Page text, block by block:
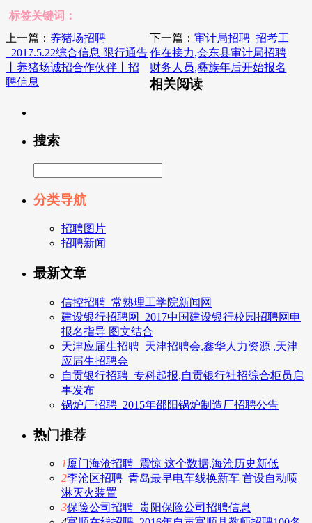
标签关键词：
上一篇： 养猪场招聘
_2017.5.22综合信息 限行通告
丨养猪场诚招合作伙伴丨招
聘信息
下一篇：审计局招聘_招考工
作在接力,会东县审计局招聘
财务人员,彝族年后开始报名
相关阅读
搜索
分类导航
招聘图片
招聘新闻
最新文章
信控招聘_常熟理工学院新闻网
建设银行招聘网_2017中国建设银行校园招聘网申
报名指导 图文结合
天津应届生招聘_天津招聘会,鑫华人力资源 ,天津
应届生招聘会
自贡银行招聘_专科起报,自贡银行社招综合柜员启
事发布
锅炉厂招聘_2015年邵阳锅炉制造厂招聘公告
热门推荐
1 厦门海沧招聘_震惊 这个数据,海沧历史新低
2李沧区招聘_青岛最早电车线换新车 首设自动喷
淋灭火装置
3保险公司招聘_贵阳保险公司招聘信息